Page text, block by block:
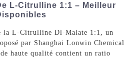
L-Citrulline 1:1 – Meilleur
la L-Citrulline Dl-Malate 1:1, un
par Shanghai Lonwin Chemical
haute qualité contient un ratio